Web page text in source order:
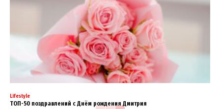
Lifestyle
ТОП-50 поздравлений с Днём рождения Дмитрия